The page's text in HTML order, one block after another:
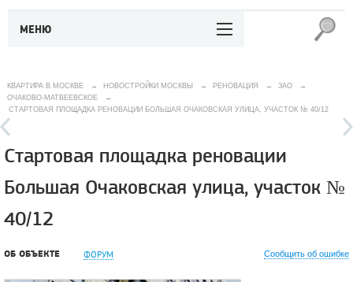
МЕНЮ
КВАРТИРА В МОСКВЕ → НОВОСТРОЙКИ МОСКВЫ → РЕНОВАЦИЯ → ЗАО
→
ОЧАКОВО-МАТВЕЕВСКОЕ
→
СТАРТОВАЯ ПЛОЩАДКА РЕНОВАЦИИ БОЛЬШАЯ ОЧАКОВСКАЯ УЛИЦА, УЧАСТОК № 40/12
Стартовая площадка реновации
Большая Очаковская улица, участок №
40/12
ОБ ОБЪЕКТЕ ФОРУМ Сообщить об ошибке